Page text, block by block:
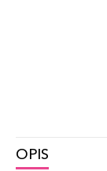
OPIS